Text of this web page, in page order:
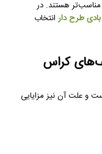
هستند. در
طرح دارانتخاب
کراس
و علت آن نیز مزایایی